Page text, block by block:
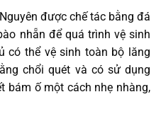
được chế tác bằng đá
nhẵn để quá trình vệ sinh
có thể vệ sinh toàn bộ lăng
chổi quét và có sử dụng
bám ố một cách nhẹ nhàng,